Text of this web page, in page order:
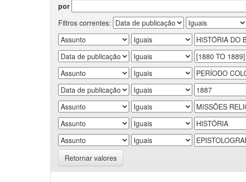
por
Filtros correntes:
Retornar valores